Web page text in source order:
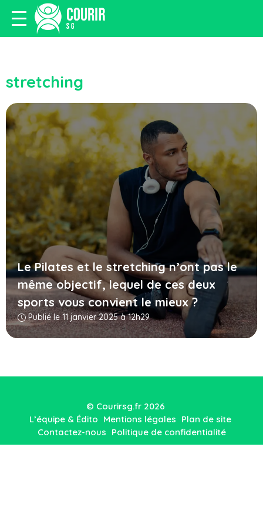
stretching
Le Pilates et le stretching n’ont pas le
même objectif, lequel de ces deux
sports vous convient le mieux ?
Publié le 11 janvier 2025 à 12h29
© Courirsg.fr 2026
L’équipe & Édito Mentions légales Plan de site
Contactez-nous Politique de confidentialité